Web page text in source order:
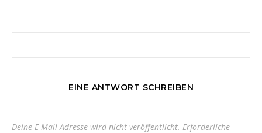
EINE ANTWORT SCHREIBEN
Deine E-Mail-Adresse wird nicht veröffentlicht. Erforderliche